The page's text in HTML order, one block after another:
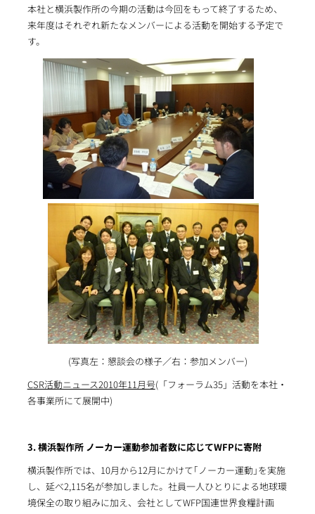
本社と横浜製作所の今期の活動は今回をもって終了するため、
来年度はそれぞれ新たなメンバーによる活動を開始する予定で
す。
(写真左：懇談会の様子／右：参加メンバー)
CSR活動ニュース2010年11月号(「フォーラム35」活動を本社・
各事業所にて展開中)
3. 横浜製作所 ノーカー運動参加者数に応じてWFPに寄附
横浜製作所では、10月から12月にかけて｢ノーカー運動｣を実施
し、延べ2,115名が参加しました。社員一人ひとりによる地球環
境保全の取り組みに加え、会社としてWFP国連世界食糧計画